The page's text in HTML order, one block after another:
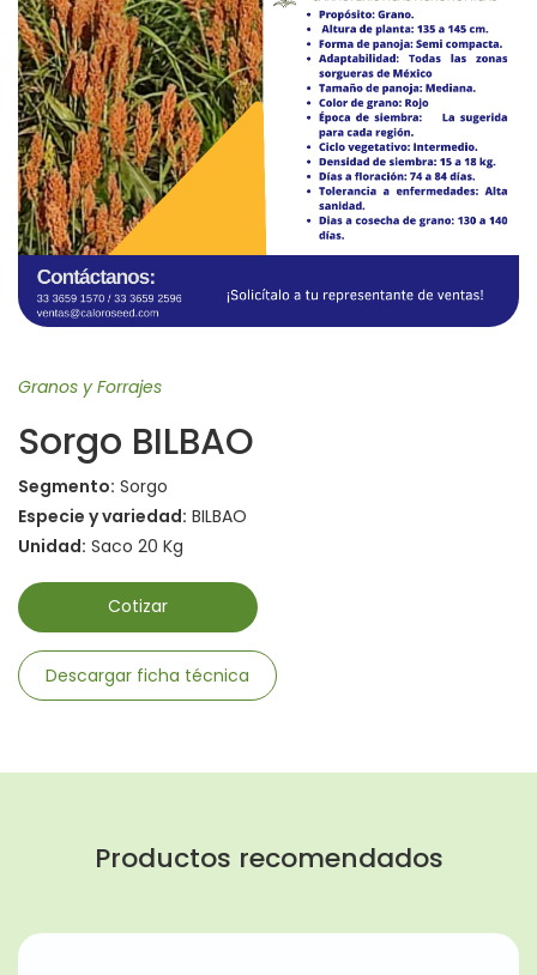
Granos y Forrajes
Sorgo BILBAO
Segmento: Sorgo
Especie y variedad: BILBAO
Unidad: Saco 20 Kg
Cotizar
Descargar ficha técnica
Productos recomendados